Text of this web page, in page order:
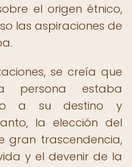
el origen étnico,
las aspiraciones de
se creía que
estaba
a su destino y
la elección del
gran trascendencia,
y el devenir de la